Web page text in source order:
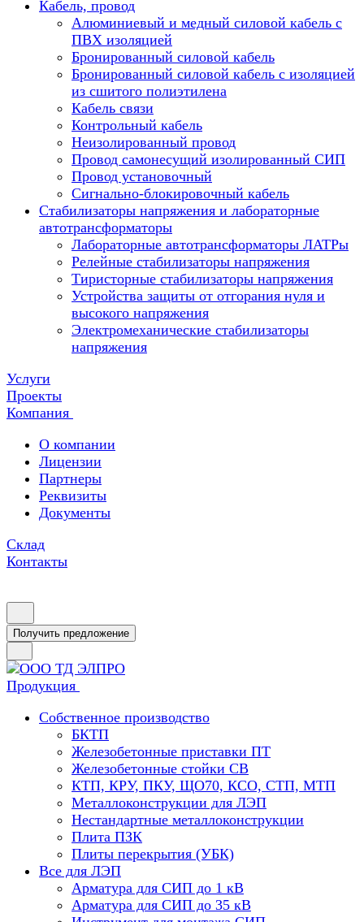
Кабель, провод
Алюминиевый и медный силовой кабель с
ПВХ изоляцией
Бронированный силовой кабель
Бронированный силовой кабель с изоляцией
из сшитого полиэтилена
Кабель связи
Контрольный кабель
Неизолированный провод
Провод самонесущий изолированный СИП
Провод установочный
Сигнально-блокировочный кабель
Стабилизаторы напряжения и лабораторные
автотрансформаторы
Лабораторные автотрансформаторы ЛАТРы
Релейные стабилизаторы напряжения
Тиристорные стабилизаторы напряжения
Устройства защиты от отгорания нуля и
высокого напряжения
Электромеханические стабилизаторы
напряжения
Услуги
Проекты
Компания
О компании
Лицензии
Партнеры
Реквизиты
Документы
Склад
Контакты
Получить предложение
Продукция
Собственное производство
БКТП
Железобетонные приставки ПТ
Железобетонные стойки СВ
КТП, КРУ, ПКУ, ЩО70, КСО, СТП, МТП
Металлоконструкции для ЛЭП
Нестандартные металлоконструкции
Плита ПЗК
Плиты перекрытия (УБК)
Все для ЛЭП
Арматура для СИП до 1 кВ
Арматура для СИП до 35 кВ